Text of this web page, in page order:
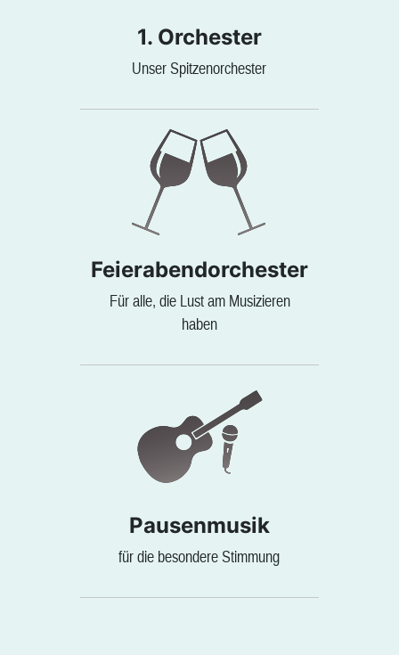
1. Orchester
Unser Spitzenorchester
Feierabendorchester
Für alle, die Lust am Musizieren
haben
Pausenmusik
für die besondere Stimmung